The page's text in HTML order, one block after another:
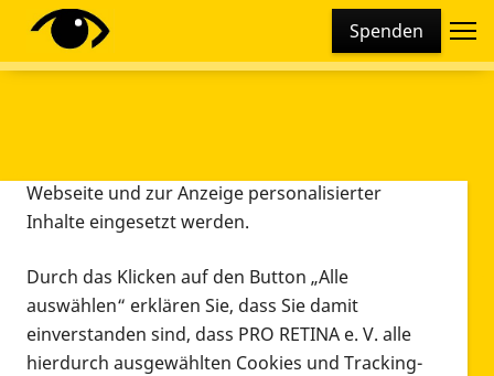
Spenden
Diese Webseite setzt verschiedene Cookies und
Tracking-Tools ein. Dies beinhaltet Cookies und
Webseite und zur Anzeige personalisierter
Inhalte eingesetzt werden.
Durch das Klicken auf den Button „Alle
auswählen“ erklären Sie, dass Sie damit
einverstanden sind, dass PRO RETINA e. V. alle
hierdurch ausgewählten Cookies und Tracking-